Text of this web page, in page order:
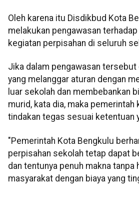
Oleh karena itu Disdikbud Kota
melakukan pengawasan
kegiatan perpisahan di seluruh
Jika dalam pengawasan
yang melanggar aturan dengan
luar sekolah dan membebankan
murid, kata dia, maka pemerintah
tindakan tegas sesuai ketentuan
"Pemerintah Kota Bengkulu
perpisahan sekolah tetap dapat
dan tentunya penuh makna tanpa
masyarakat dengan biaya yang